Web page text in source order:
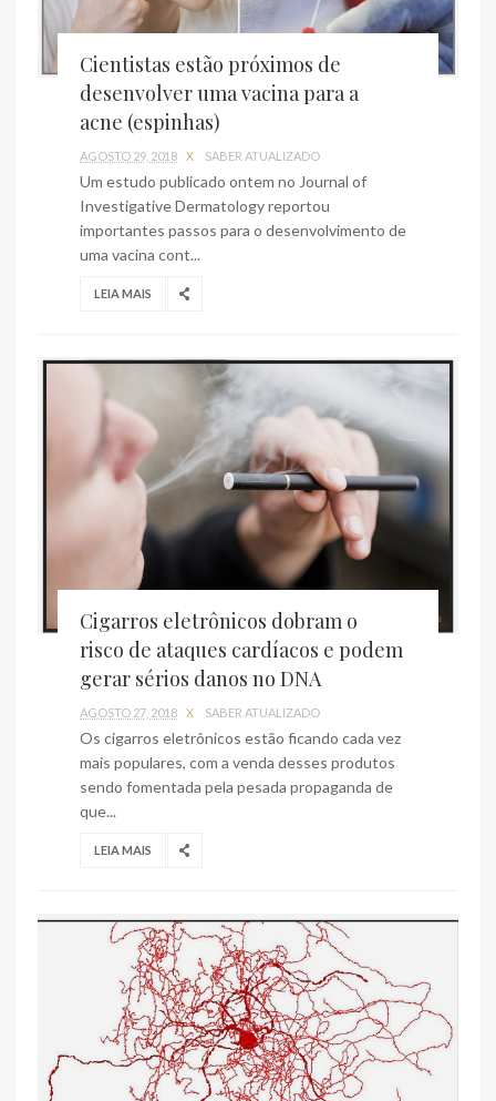
Cientistas estão próximos de
desenvolver uma vacina para a
acne (espinhas)
AGOSTO 29, 2018 X SABER ATUALIZADO
Um estudo publicado ontem no Journal of
Investigative Dermatology reportou
importantes passos para o desenvolvimento de
uma vacina cont...
LEIA MAIS
Cigarros eletrônicos dobram o
risco de ataques cardíacos e podem
gerar sérios danos no DNA
AGOSTO 27, 2018 X SABER ATUALIZADO
Os cigarros eletrônicos estão ficando cada vez
mais populares, com a venda desses produtos
sendo fomentada pela pesada propaganda de
que...
LEIA MAIS